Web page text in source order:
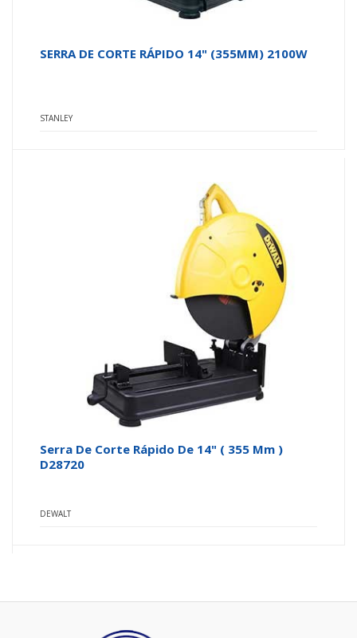
SERRA DE CORTE RÁPIDO 14" (355MM) 2100W
STANLEY
Serra De Corte Rápido De 14" ( 355 Mm )
D28720
DEWALT